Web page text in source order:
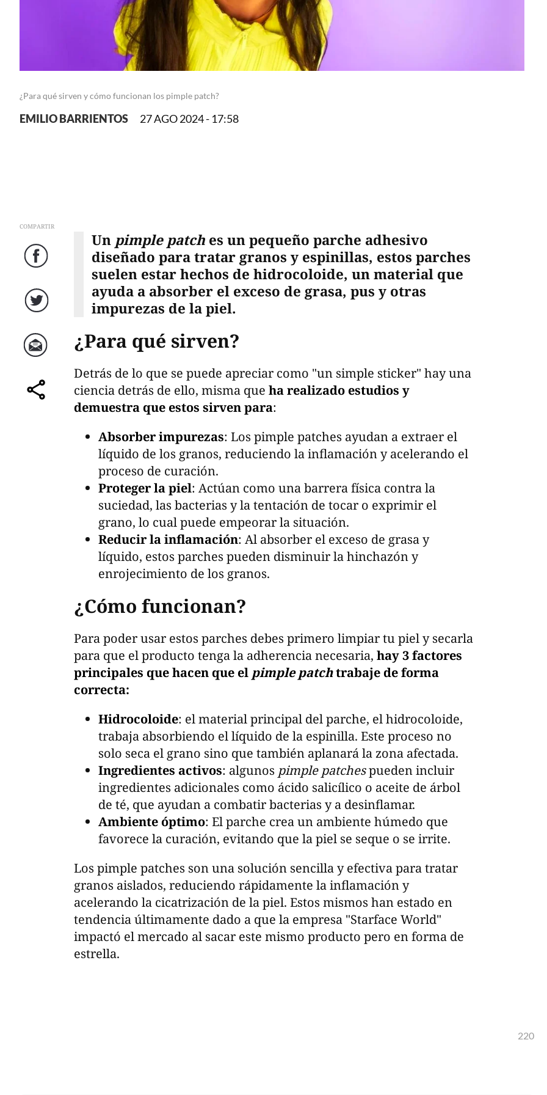
¿Para qué sirven y cómo funcionan los pimple patch?
EMILIO BARRIENTOS 27 AGO 2024 - 17:58
COMPARTIR
Facebook
Twitter
Correo
comparte
Un pimple patches un pequeño parche adhesivo
diseñado para tratar granos y espinillas, estos parches
suelen estar hechos de hidrocoloide, un material que
ayuda a absorber el exceso de grasa, pus y otras
impurezas de la piel.
¿Para qué sirven?
Detrás de lo que se puede apreciar como "un simple sticker" hay una
ciencia detrás de ello, misma que ha realizado estudios y
demuestra que estos sirven para:
Absorber impurezas: Los pimple patches ayudan a extraer el
líquido de los granos, reduciendo la inflamación y acelerando el
proceso de curación.
Proteger la piel: Actúan como una barrera física contra la
suciedad, las bacterias y la tentación de tocar o exprimir el
grano, lo cual puede empeorar la situación.
Reducir la inflamación: Al absorber el exceso de grasa y
líquido, estos parches pueden disminuir la hinchazón y
enrojecimiento de los granos.
¿Cómo funcionan?
Para poder usar estos parches debes primero limpiar tu piel y secarla
para que el producto tenga la adherencia necesaria, hay 3 factores
principales que hacen que el pimple patchtrabaje de forma
correcta:
Hidrocoloide: el material principal del parche, el hidrocoloide,
trabaja absorbiendo el líquido de la espinilla. Este proceso no
solo seca el grano sino que también aplanará la zona afectada.
Ingredientes activos: algunos pimple patchespueden incluir
ingredientes adicionales como ácido salicílico o aceite de árbol
de té, que ayudan a combatir bacterias y a desinflamar.
Ambiente óptimo: El parche crea un ambiente húmedo que
favorece la curación, evitando que la piel se seque o se irrite.
Los pimple patches son una solución sencilla y efectiva para tratar
granos aislados, reduciendo rápidamente la inflamación y
acelerando la cicatrización de la piel. Estos mismos han estado en
tendencia últimamente dado a que la empresa "Starface World"
impactó el mercado al sacar este mismo producto pero en forma de
estrella.
220